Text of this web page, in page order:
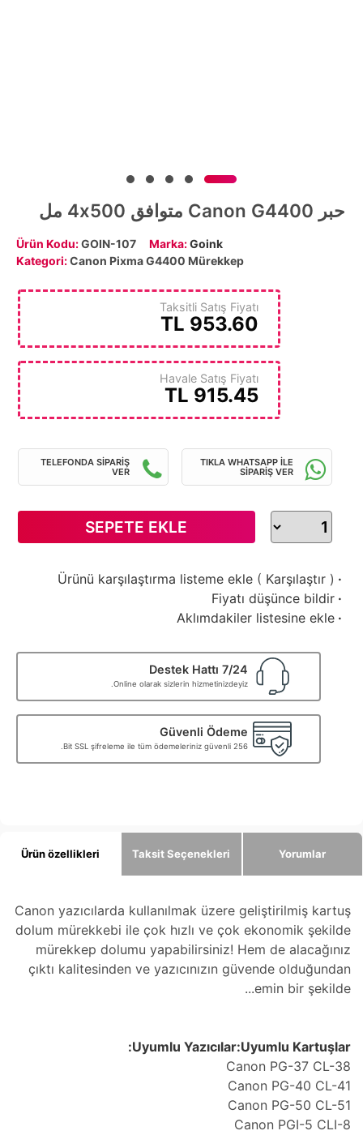
حبر Canon G4400 متوافق 4x500 مل
Ürün Kodu:GOIN-107 Marka:Goink
Kategori:Canon Pixma G4400 Mürekkep
Taksitli Satış Fiyatı
953.60
Havale Satış Fiyatı
915.45
TELEFONDA SİPARİŞ
VER
TIKLA WHATSAPP İLE
SİPARİŞ VER
SEPETE EKLE
·
Ürünü karşılaştırma listeme ekle ( Karşılaştır )
·
Fiyatı düşünce bildir
·
Aklımdakiler listesine ekle
7/24 Destek Hattı
Online olarak sizlerin hizmetinizdeyiz.
Güvenli Ödeme
256 Bit SSL şifreleme ile tüm ödemeleriniz güvenli.
Ürün özellikleri Taksit Seçenekleri Yorumlar
Canon yazıcılarda kullanılmak üzere geliştirilmiş kartuş
dolum mürekkebi ile çok hızlı ve çok ekonomik şekilde
mürekkep dolumu yapabilirsiniz! Hem de alacağınız
çıktı kalitesinden ve yazıcınızın güvende olduğundan
emin bir şekilde...
Uyumlu Yazıcılar:Uyumlu Kartuşlar:
Canon PG-37 CL-38
Canon PG-40 CL-41
Canon PG-50 CL-51
Canon PGI-5 CLI-8